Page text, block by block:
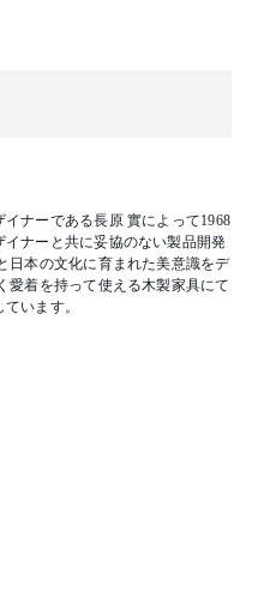
ナーである長原 實によって1968
ナーと共に妥協のない製品開発
日本の文化に育まれた美意識をデ
愛着を持って使える木製家具にて
います。